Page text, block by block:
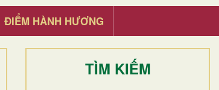
ĐIỂM HÀNH HƯƠNG
TÌM KIẾM